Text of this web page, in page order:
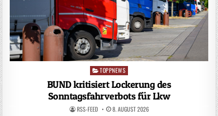
Posted
in
TOPPNEWS
BUND kritisiert Lockerung des
Sonntagsfahrverbots für Lkw
RSS-FEED 8. AUGUST 2026